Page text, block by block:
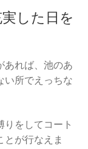
した日を
あれば、池のあ
い所でえっちな
をしてコート
とが行なえま